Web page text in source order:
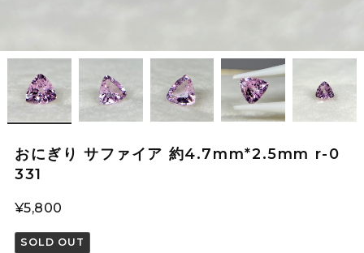
おにぎり サファイア 約4.7mm*2.5mm r-0
331
¥5,800
SOLD OUT